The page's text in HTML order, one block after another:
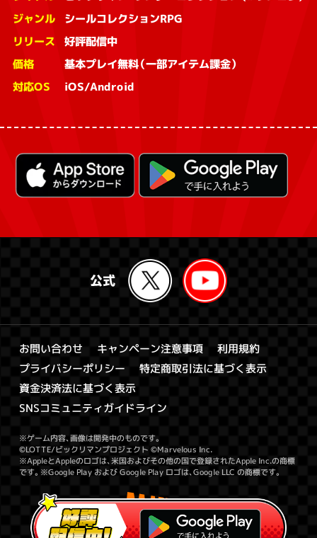
ジャンル シールコレクションRPG
リリース 好評配信中
価格 基本プレイ無料（一部アイテム課金）
対応OS iOS/Android
お問い合わせ キャンペーン注意事項 利用規約
プライバシーポリシー 特定商取引法に基づく表示
資金決済法に基づく表示
SNSコミュニティガイドライン
※ゲーム内容、画像は開発中のものです。
©LOTTE/ビックリマンプロジェクト ©Marvelous Inc.
※AppleとAppleのロゴは、米国およびその他の国で登録されたApple Inc.の商標
です。※Google Play および Google Play ロゴは、Google LLC の商標です。